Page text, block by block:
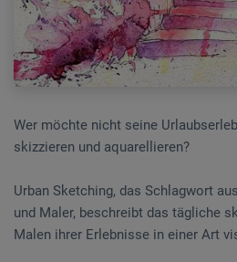
Wer möchte nicht seine
skizzieren und aquarellieren?
Urban Sketching, das Schlagwort
und Maler, beschreibt das tägliche
Malen ihrer Erlebnisse in einer Art